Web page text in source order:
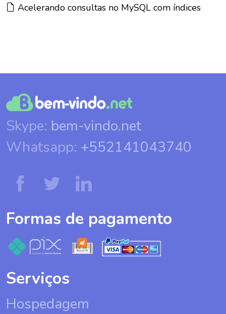
Artigo:
Acelerando consultas no MySQL com índices
Skype: bem-vindo.net
Whatsapp: +552141043740
Formas de pagamento
Serviços
Hospedagem